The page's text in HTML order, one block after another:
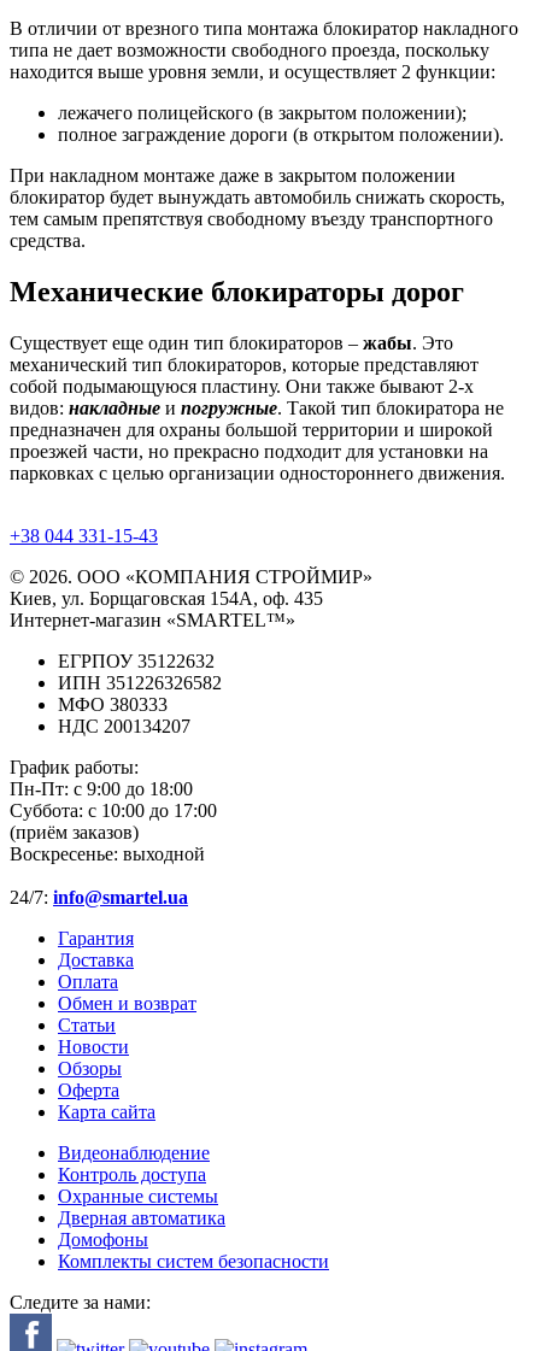
В отличии от врезного типа монтажа блокиратор накладного
типа не дает возможности свободного проезда, поскольку
находится выше уровня земли, и осуществляет 2 функции:
лежачего полицейского (в закрытом положении);
полное заграждение дороги (в открытом положении).
При накладном монтаже даже в закрытом положении
блокиратор будет вынуждать автомобиль снижать скорость,
тем самым препятствуя свободному въезду транспортного
средства.
Механические блокираторы дорог
Существует еще один тип блокираторов – жабы. Это
механический тип блокираторов, которые представляют
собой подымающуюся пластину. Они также бывают 2-х
видов: накладные и погружные. Такой тип блокиратора не
предназначен для охраны большой территории и широкой
проезжей части, но прекрасно подходит для установки на
парковках с целью организации одностороннего движения.
+38 044 331-15-43
© 2026. ООО «КОМПАНИЯ СТРОЙМИР»
Киев, ул. Борщаговская 154А, оф. 435
Интернет-магазин «SMARTEL™»
ЕГРПОУ 35122632
ИПН 351226326582
МФО 380333
НДС 200134207
График работы:
Пн-Пт: с 9:00 до 18:00
Суббота: с 10:00 до 17:00
(приём заказов)
Воскресенье: выходной
24/7: info@smartel.ua
Гарантия
Доставка
Оплата
Обмен и возврат
Статьи
Новости
Обзоры
Оферта
Карта сайта
Видеонаблюдение
Контроль доступа
Охранные системы
Дверная автоматика
Домофоны
Комплекты систем безопасности
Следите за нами: